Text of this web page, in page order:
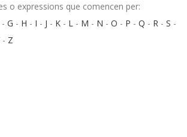
o expressions que comencen per:
- G - H - I - J - K - L - M - N - O - P - Q - R - S -
- Z